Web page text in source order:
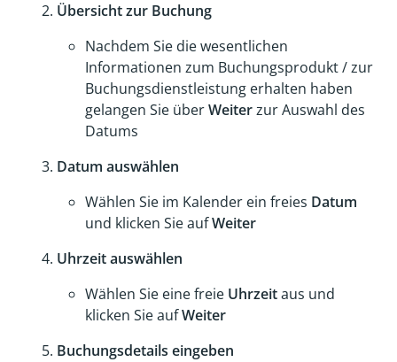
Übersicht zur Buchung
Nachdem Sie die wesentlichen
Informationen zum Buchungsprodukt / zur
Buchungsdienstleistung erhalten haben
gelangen Sie überWeiterzur Auswahl des
Datums
Datum auswählen
Wählen Sie im Kalender ein freies Datum
und klicken Sie aufWeiter
Uhrzeit auswählen
Wählen Sie eine freie Uhrzeitaus und
klicken Sie aufWeiter
Buchungsdetails eingeben